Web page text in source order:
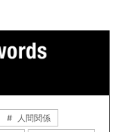
人間関係